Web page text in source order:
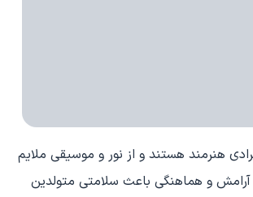
هنرمند هستند و از نور و موسیقی ملایم
و هماهنگی باعث سلامتی متولدین